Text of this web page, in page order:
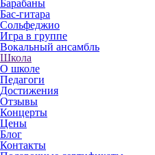
Барабаны
Бас-гитара
Сольфеджио
Игра в группе
Вокальный ансамбль
Школа
О школе
Педагоги
Достижения
Отзывы
Концерты
Цены
Блог
Контакты